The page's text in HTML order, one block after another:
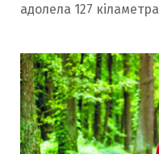
адолела 127